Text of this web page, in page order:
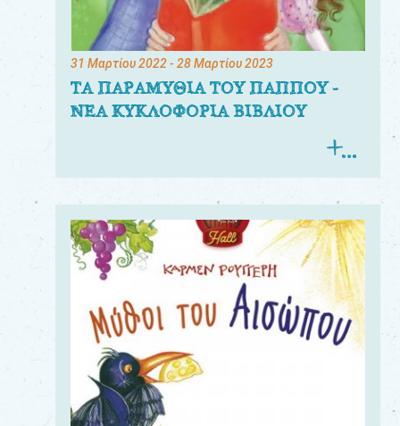
31 Μαρτίου 2022- 28 Μαρτίου 2023
ΤΑ ΠΑΡΑΜΥΘΙΑ ΤΟΥ ΠΑΠΠΟΥ -
ΝΕΑ ΚΥΚΛΟΦΟΡΙΑ ΒΙΒΛΙΟΥ